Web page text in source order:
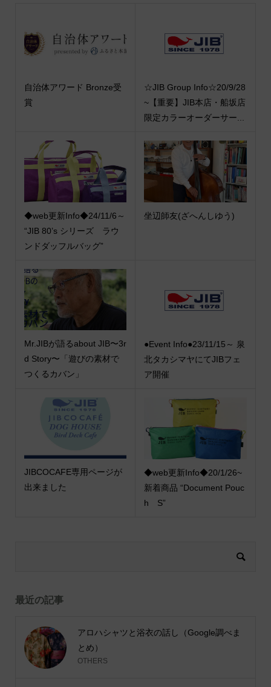
自治体アワード Bronze受
賞
☆JIB Group Info☆20/9/28
~【重要】JIB本店・船坂店
限定カラーオーダーサー...
◆web更新Info◆24/11/6～
“JIB 80’s シリーズ ラウ
ンドダッフルバッグ”
坐辺師友(ざへんしゆう)
Mr.JIBが語るabout JIB〜3r
d Story〜「遊びの素材で
つくるカバン」
●Event Info●23/11/15～ 泉
北タカシマヤにてJIBフェ
ア開催
JIBCOCAFE専用ページが
出来ました
◆web更新Info◆20/1/26~
新着商品 “Document Pouc
h S”
最近の記事
アロハシャツと浴衣の話し（Google調べま
とめ）
OTHERS